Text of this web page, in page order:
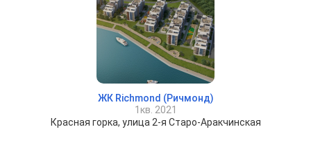
ЖК Richmond (Ричмонд)
1кв. 2021
Красная горка, улица 2-я Старо-Аракчинская